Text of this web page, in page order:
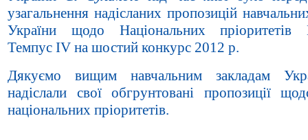
узагальнення надісланих пропозицій
України щодо Національних пріоритетів
Темпус IV на шостий конкурс 2012 р.
Дякуємо вищим навчальним закладам
надіслали свої обгрунтовані пропозиції
національних пріоритетів.